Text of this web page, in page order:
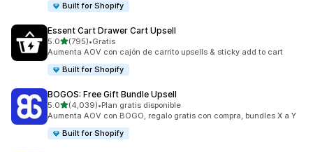
Built for Shopify
Essent Cart Drawer Cart Upsell
5.0de 5 estrellas
(795)
795 reseñas en total
•Gratis
Aumenta AOV con cajón de carrito upsells & sticky add to cart
Built for Shopify
BOGOS: Free Gift Bundle Upsell
5.0de 5 estrellas
(4,039)
4039 reseñas en total
•Plan gratis disponible
Aumenta AOV con BOGO, regalo gratis con compra, bundles X a Y
Built for Shopify